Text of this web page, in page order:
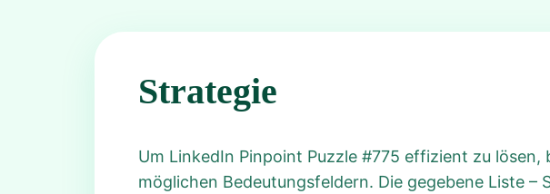
Strategie
Um LinkedIn Pinpoint Puzzle #775 effizient zu
möglichen Bedeutungsfeldern. Die gegebene Liste